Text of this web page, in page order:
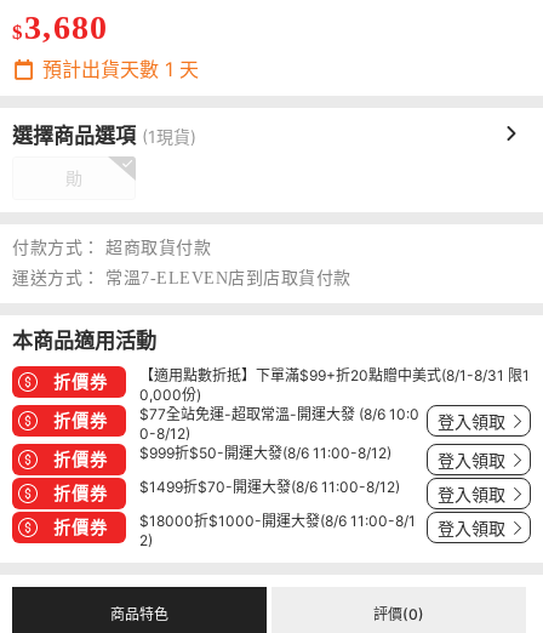
$3,680
預計出貨天數 1 天
選擇商品選項 (1現貨)
勛
付款方式：
超商取貨付款
運送方式：
常溫7-ELEVEN店到店取貨付款
本商品適用活動
折價券
【適用點數折抵】下單滿$99+折20點贈中美式(8/1-8/31 限1
0,000份)
折價券
$77全站免運-超取常溫-開運大發 (8/6 10:0
0-8/12)
登入領取
折價券 $999折$50-開運大發(8/6 11:00-8/12) 登入領取
折價券 $1499折$70-開運大發(8/6 11:00-8/12) 登入領取
折價券
$18000折$1000-開運大發(8/6 11:00-8/1
2)
登入領取
商品特色 評價(0)